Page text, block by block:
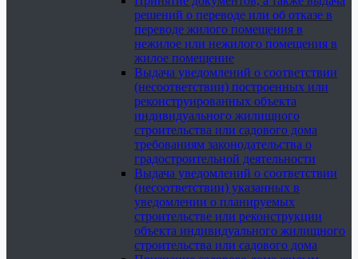
решений о переводе или об отказе в
переводе жилого помещения в
нежилое или нежилого помещения в
жилое помещение
Выдача уведомлений о соответствии
(несоответствии) построенных или
реконструированных объекта
индивидуального жилищного
строительства или садового дома
требованиям законодательства о
градостроительной деятельности
Выдача уведомлений о соответствии
(несоответствии) указанных в
уведомлении о планируемых
строительстве или реконструкции
объекта индивидуального жилищного
строительства или садового дома